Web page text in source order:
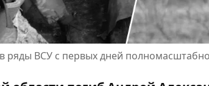
ВСУ с первых дней